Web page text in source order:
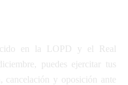
en la LOPD y el Real
puedes ejercitar tus
cancelación y oposición ante